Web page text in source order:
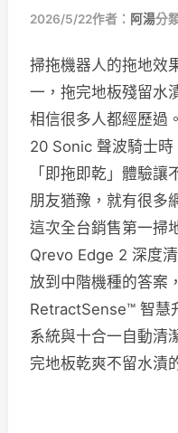
2026/5/22作者： 阿湯分
掃拖機器人的拖地效
一，拖完地板殘留水
相信很多人都經歷過
20 Sonic 聲波騎士
「即拖即乾」體驗
朋友猶豫，就有很多
這次全台銷售第一掃
Qrevo Edge 2 深度
放到中階機種的答案
RetractSense™ 智慧
系統與十合一自動清
完地板乾爽不留水漬